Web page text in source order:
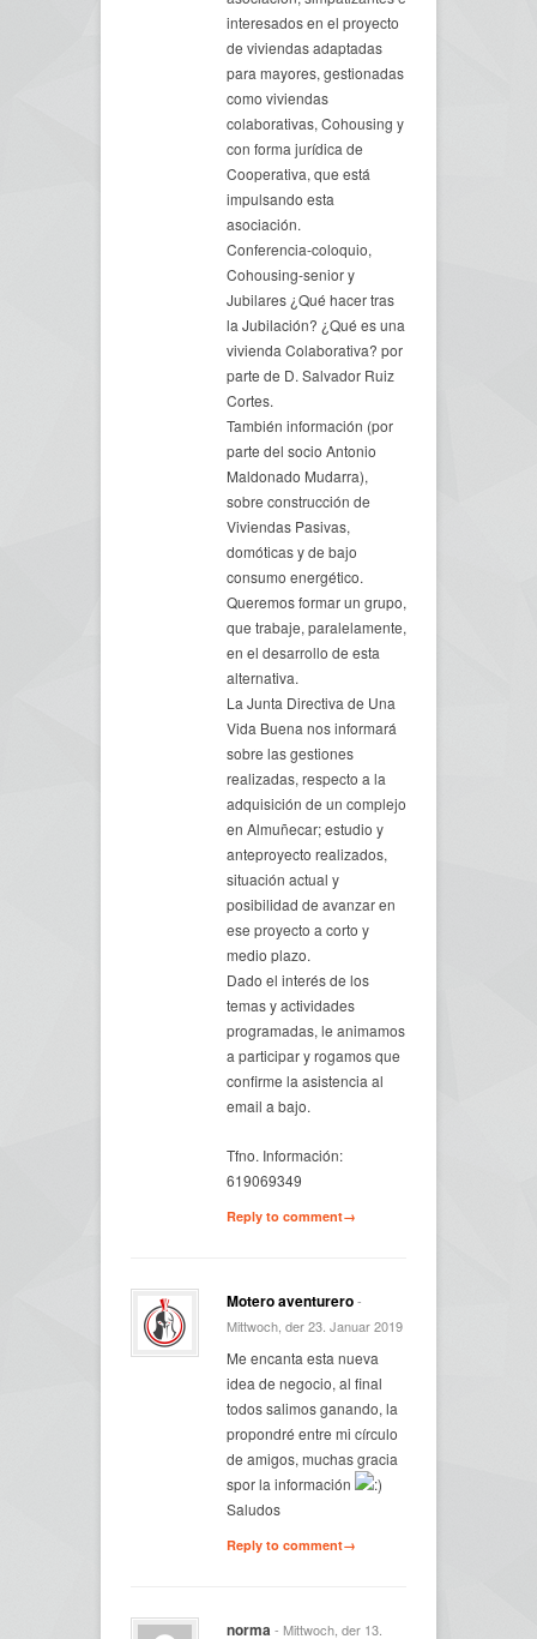
interesados en el proyecto
de viviendas adaptadas
para mayores, gestionadas
como viviendas
colaborativas, Cohousing y
con forma jurídica de
Cooperativa, que está
impulsando esta
asociación.
Conferencia-coloquio,
Cohousing-senior y
Jubilares ¿Qué hacer tras
la Jubilación? ¿Qué es una
vivienda Colaborativa? por
parte de D. Salvador Ruiz
Cortes.
También información (por
parte del socio Antonio
Maldonado Mudarra),
sobre construcción de
Viviendas Pasivas,
domóticas y de bajo
consumo energético.
Queremos formar un grupo,
que trabaje, paralelamente,
en el desarrollo de esta
alternativa.
La Junta Directiva de Una
Vida Buena nos informará
sobre las gestiones
realizadas, respecto a la
adquisición de un complejo
en Almuñecar; estudio y
anteproyecto realizados,
situación actual y
posibilidad de avanzar en
ese proyecto a corto y
medio plazo.
Dado el interés de los
temas y actividades
programadas, le animamos
a participar y rogamos que
confirme la asistencia al
email a bajo.
Tfno. Información:
619069349
Reply to comment→
Motero aventurero-
Mittwoch, der 23. Januar 2019
Me encanta esta nueva
idea de negocio, al final
todos salimos ganando, la
propondré entre mi círculo
de amigos, muchas gracia
spor la información
Saludos
Reply to comment→
norma- Mittwoch, der 13.